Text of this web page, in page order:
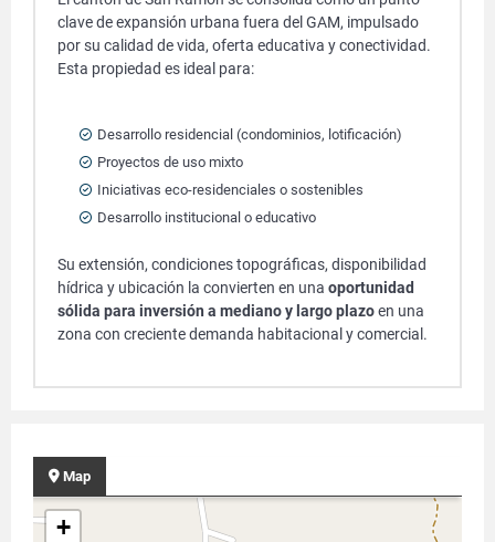
clave de expansión urbana fuera del GAM, impulsado
por su calidad de vida, oferta educativa y conectividad.
Esta propiedad es ideal para:
Desarrollo residencial (condominios, lotificación)
Proyectos de uso mixto
Iniciativas eco-residenciales o sostenibles
Desarrollo institucional o educativo
Su extensión, condiciones topográficas, disponibilidad
hídrica y ubicación la convierten en una oportunidad
sólida para inversión a mediano y largo plazoen una
zona con creciente demanda habitacional y comercial.
Map
+